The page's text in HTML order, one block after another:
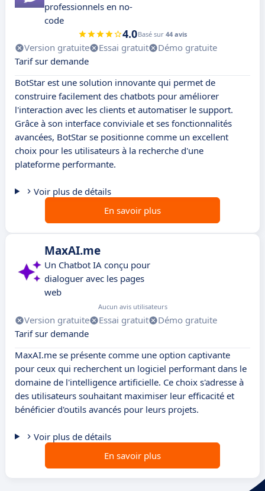
professionnels en no-
code
4.0Basé sur 44 avis
Version gratuite Essai gratuit
Démo gratuite
Tarif sur demande
BotStar est une solution innovante qui permet de
construire facilement des chatbots pour améliorer
l'interaction avec les clients et automatiser le support.
Grâce à son interface conviviale et ses fonctionnalités
avancées, BotStar se positionne comme un excellent
choix pour les utilisateurs à la recherche d'une
plateforme performante.
Voir plus de détails
En savoir plus
MaxAI.me
Un Chatbot IA conçu pour
dialoguer avec les pages
web
Aucun avis utilisateurs
Version gratuite Essai gratuit
Démo gratuite
Tarif sur demande
MaxAI.me se présente comme une option captivante
pour ceux qui recherchent un logiciel performant dans le
domaine de l'intelligence artificielle. Ce choix s'adresse à
des utilisateurs souhaitant maximiser leur efficacité et
bénéficier d'outils avancés pour leurs projets.
Voir plus de détails
En savoir plus